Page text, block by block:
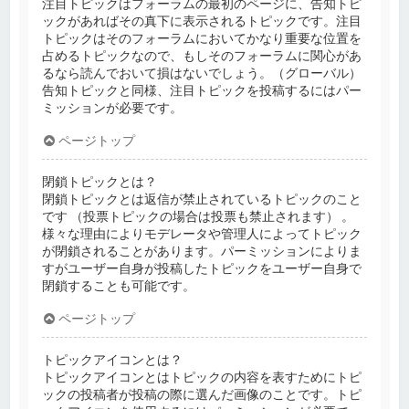
注目トピックはフォーラムの最初のページに、告知トピ
ックがあればその真下に表示されるトピックです。注目
トピックはそのフォーラムにおいてかなり重要な位置を
占めるトピックなので、もしそのフォーラムに関心があ
るなら読んでおいて損はないでしょう。（グローバル）
告知トピックと同様、注目トピックを投稿するにはパー
ミッションが必要です。
ページトップ
閉鎖トピックとは？
閉鎖トピックとは返信が禁止されているトピックのこと
です （投票トピックの場合は投票も禁止されます） 。
様々な理由によりモデレータや管理人によってトピック
が閉鎖されることがあります。パーミッションによりま
すがユーザー自身が投稿したトピックをユーザー自身で
閉鎖することも可能です。
ページトップ
トピックアイコンとは？
トピックアイコンとはトピックの内容を表すためにトピ
ックの投稿者が投稿の際に選んだ画像のことです。トピ